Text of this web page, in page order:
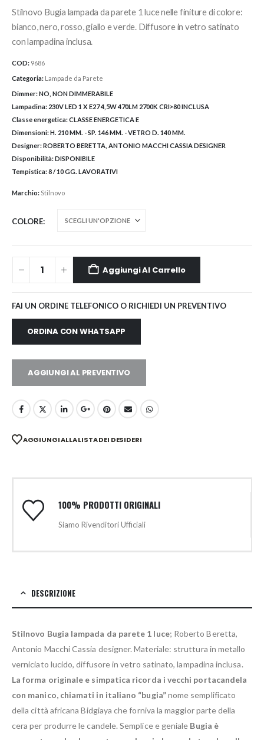
era:
262,30€.
è:
219,00€.
Stilnovo Bugia lampada da parete 1 luce nelle finiture di colore:
bianco, nero, rosso, giallo e verde. Diffusore in vetro satinato
con lampadina inclusa.
COD: 9686
Categoria: Lampade da Parete
Dimmer:NO, NON DIMMERABILE
Lampadina: 230V LED 1 X E27 4,5W 470LM 2700K CRI>80 INCLUSA
Classe energetica:CLASSE ENERGETICA E
Dimensioni:H. 210 MM. - SP. 146 MM. - VETRO D. 140 MM.
Designer:ROBERTO BERETTA, ANTONIO MACCHI CASSIA DESIGNER
Disponibilità:DISPONIBILE
Tempistica:8 / 10 GG. LAVORATIVI
Marchio: Stilnovo
COLORE
Aggiungi Al Carrello
FAI UN ORDINE TELEFONICO O RICHIEDI UN PREVENTIVO
ORDINA CON WHATSAPP
AGGIUNGI AL PREVENTIVO
AGGIUNGI ALLA LISTA DEI DESIDERI
100% PRODOTTI ORIGINALI
Siamo Rivenditori Ufficiali
DESCRIZIONE
Stilnovo Bugia lampada da parete 1 luce; Roberto Beretta,
Antonio Macchi Cassia designer. Materiale: struttura in metallo
verniciato lucido, diffusore in vetro satinato, lampadina inclusa.
La forma originale e simpatica ricorda i vecchi portacandela
con manico, chiamati in italiano “bugia”nome semplificato
della città africana Bidgiaya che forniva la maggior parte della
cera per produrre le candele. Semplice e geniale Bugia è